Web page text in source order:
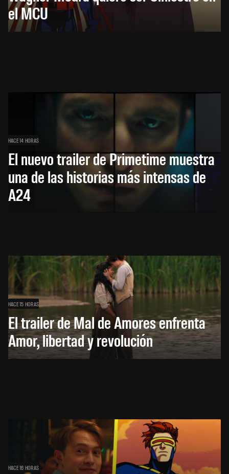
el MCU
HACE 14 HORAS
El nuevo trailer de Primetime muestra
una de las historias más intensas de
A24
HACE 15 HORAS
El trailer de Mal de Amores enfrenta
Amor, libertad y revolución
HACE 16 HORAS